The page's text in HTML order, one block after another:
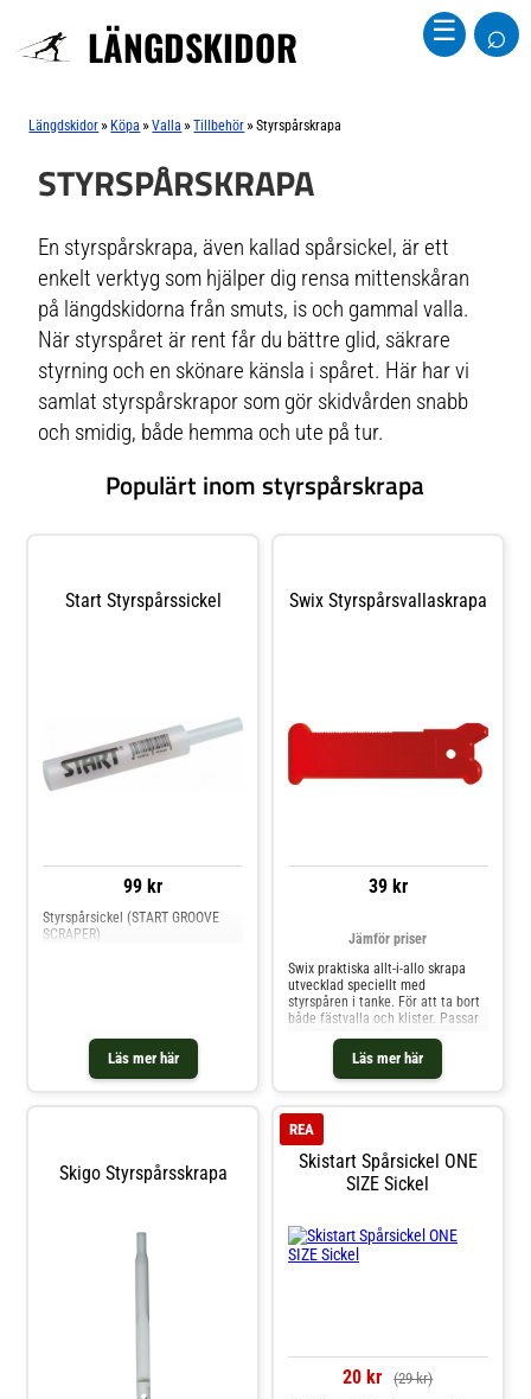
LÄNGDSKIDOR ☰ ⌕
Längdskidor » Köpa »Valla »Tillbehör »Styrspårskrapa
STYRSPÅRSKRAPA
En styrspårskrapa, även kallad spårsickel, är ett
enkelt verktyg som hjälper dig rensa mittenskåran
på längdskidorna från smuts, is och gammal valla.
När styrspåret är rent får du bättre glid, säkrare
styrning och en skönare känsla i spåret. Här har vi
samlat styrspårskrapor som gör skidvården snabb
och smidig, både hemma och ute på tur.
Populärt inom styrspårskrapa
Start Styrspårssickel
99 kr
Läs mer här
Styrspårsickel (START GROOVE
SCRAPER)
Swix Styrspårsvallaskrapa
39 kr
Läs mer här
Jämför priser
Swix praktiska allt-i-allo skrapa
utvecklad speciellt med
styrspåren i tanke. För att ta bort
både fästvalla och klister. Passar
alla längdskidor. Smidig
form.Utmärkt för utstrykning av
Skigo Styrspårsskrapa
Skistart Spårsickel ONE
SIZE Sickel
REA
20 kr (29 kr)